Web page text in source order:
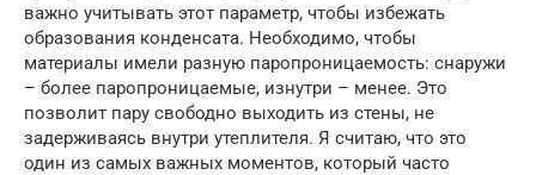
важно учитывать этот параметр, чтобы избежать
образования конденсата. Необходимо, чтобы
материалы имели разную паропроницаемость: снаружи
– более паропроницаемые, изнутри – менее. Это
позволит пару свободно выходить из стены, не
задерживаясь внутри утеплителя. Я считаю, что это
один из самых важных моментов, который часто